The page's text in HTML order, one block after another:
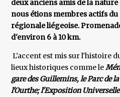
deux anciens amis de la
nous étions membres actifs
régionale liégeoise.
d'environ 6 à 10 km.
L'accent est mis sur l'histoire
lieux historiques comme le
gare des Guillemins, le Parc de
l'Ourthe; l'Exposition Universelle